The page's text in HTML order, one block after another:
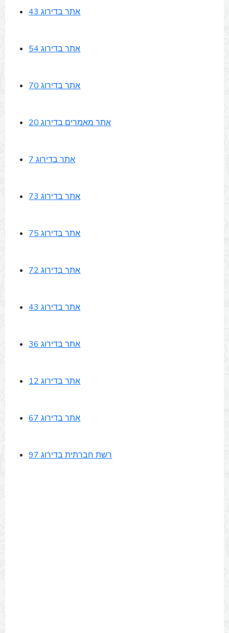
אתר בדירוג 43
אתר בדירוג 54
אתר בדירוג 70
אתר מאמרים בדירוג 20
אתר בדירוג 7
אתר בדירוג 73
אתר בדירוג 75
אתר בדירוג 72
אתר בדירוג 43
אתר בדירוג 36
אתר בדירוג 12
אתר בדירוג 67
רשת חברתית בדירוג 97